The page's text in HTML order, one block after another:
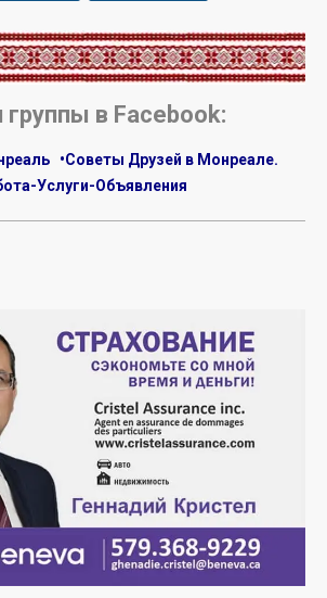
группы в Facebook:
•Советы Друзей в Монреале.
Услуги-Объявления